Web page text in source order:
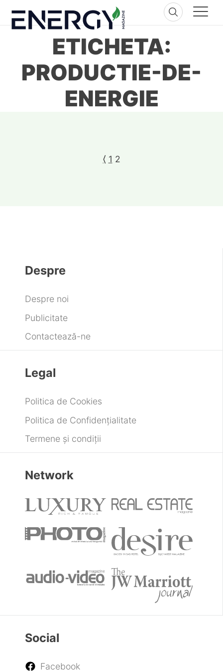
content
ETICHETA:
PRODUCTIE-DE-
ENERGIE
⟨ 1 2
Despre
Despre noi
Publicitate
Contactează-ne
Legal
Politica de Cookies
Politica de Confidențialitate
Termene și condiții
Network
Social
Facebook